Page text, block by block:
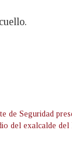
de Seguridad
del exalcalde